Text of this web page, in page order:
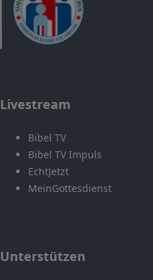
Livestream
Bibel TV
Bibel TV Impuls
EchtJetzt
MeinGottesdienst
Unterstützen